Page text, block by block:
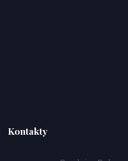
Kontakty